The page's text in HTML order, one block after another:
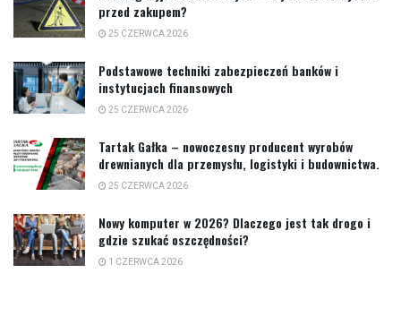
przed zakupem?
25 CZERWCA 2026
Podstawowe techniki zabezpieczeń banków i
instytucjach finansowych
25 CZERWCA 2026
Tartak Gałka – nowoczesny producent wyrobów
drewnianych dla przemysłu, logistyki i budownictwa.
25 CZERWCA 2026
Nowy komputer w 2026? Dlaczego jest tak drogo i
gdzie szukać oszczędności?
1 CZERWCA 2026